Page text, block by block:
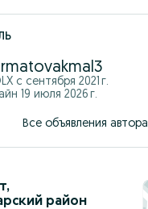
с сентября 2021 г.
19 июля 2026 г.
Все объявления автора
,
район